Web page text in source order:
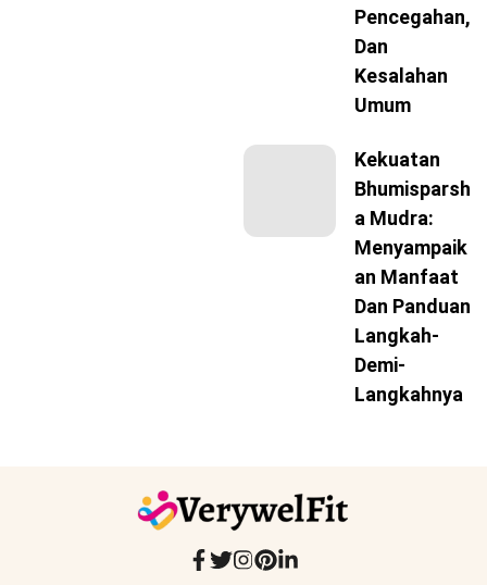
Pencegahan,
Dan
Kesalahan
Umum
Kekuatan
Bhumisparsh
A Mudra:
Menyampaik
An Manfaat
Dan Panduan
Langkah-
Demi-
Langkahnya